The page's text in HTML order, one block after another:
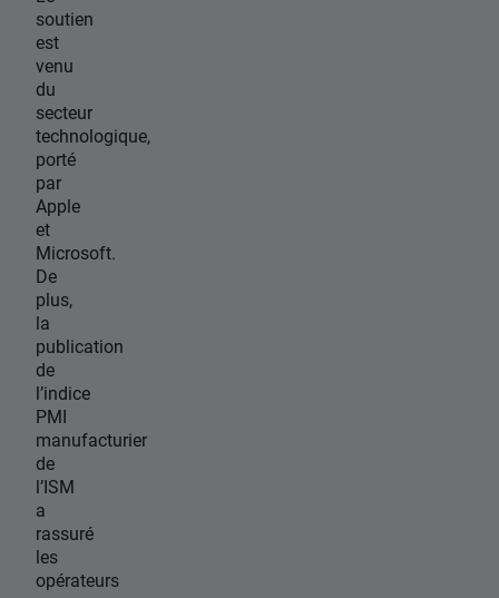
soutien
est
venu
du
secteur
technologique,
porté
par
Apple
et
Microsoft.
De
plus,
la
publication
de
l’indice
PMI
manufacturier
de
l’ISM
a
rassuré
les
opérateurs